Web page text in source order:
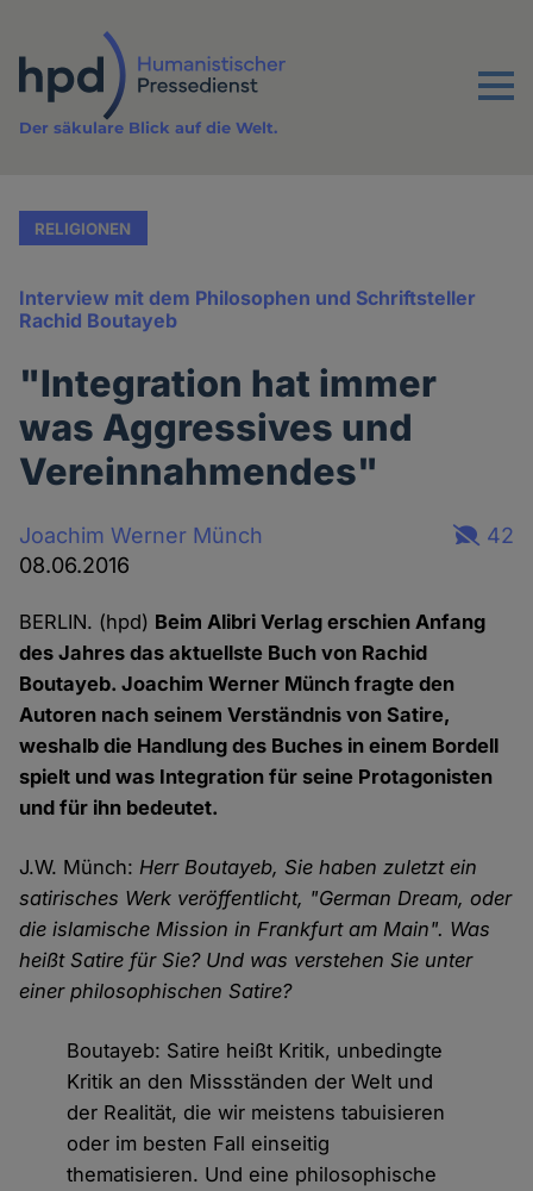
Inhalt
Menu
Der säkulare Blick auf die Welt.
RELIGIONEN
Interview mit dem Philosophen und Schriftsteller
Rachid Boutayeb
"Integration hat immer
was Aggressives und
Vereinnahmendes"
Joachim Werner Münch
08.06.2016
42
BERLIN. (hpd) Beim Alibri Verlag erschien Anfang
des Jahres das aktuellste Buch von Rachid
Boutayeb. Joachim Werner Münch fragte den
Autoren nach seinem Verständnis von Satire,
weshalb die Handlung des Buches in einem Bordell
spielt und was Integration für seine Protagonisten
und für ihn bedeutet.
J.W. Münch: Herr Boutayeb, Sie haben zuletzt ein
satirisches Werk veröffentlicht, "German Dream, oder
die islamische Mission in Frankfurt am Main". Was
heißt Satire für Sie? Und was verstehen Sie unter
einer philosophischen Satire?
Boutayeb: Satire heißt Kritik, unbedingte
Kritik an den Missständen der Welt und
der Realität, die wir meistens tabuisieren
oder im besten Fall einseitig
thematisieren. Und eine philosophische